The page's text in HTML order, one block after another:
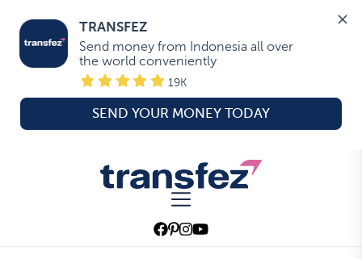
TRANSFEZ
Send money from Indonesia all over
the world conveniently
19K
SEND YOUR MONEY TODAY
Transfez